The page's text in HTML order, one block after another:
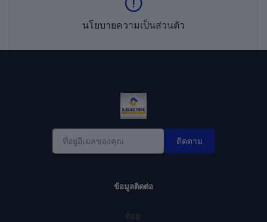
นโยบายความเป็นส่วนตัว
ติดตาม
ข้อมูลติดต่อ
ที่อยู่: